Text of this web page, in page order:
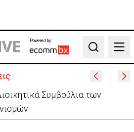
Powered by:
Search
διαβεβαίωσης-Οι
χαλαροί (vid)